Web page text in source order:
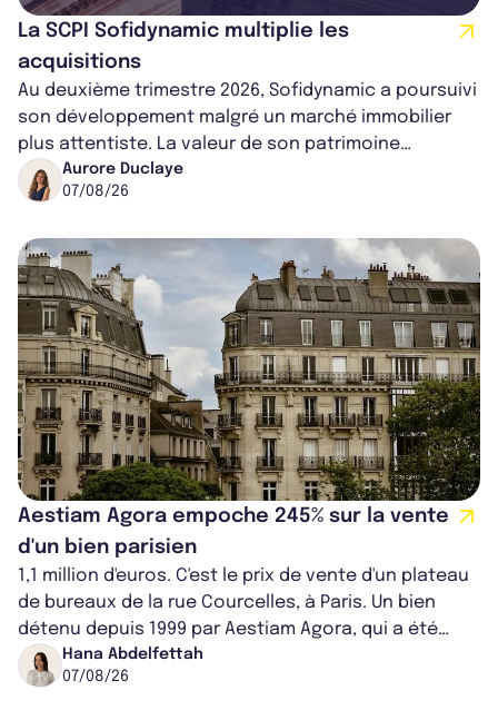
La SCPI Sofidynamic multiplie les
acquisitions
Au deuxième trimestre 2026, Sofidynamic a poursuivi
son développement malgré un marché immobilier
plus attentiste. La valeur de son patrimoine
progresse de 3,8% à périmètre constan...
Aurore Duclaye
07/08/26
Aestiam Agora empoche 245% sur la vente
d'un bien parisien
1,1 million d'euros. C'est le prix de vente d'un plateau
de bureaux de la rue Courcelles, à Paris. Un bien
détenu depuis 1999 par Aestiam Agora, qui a été
cédé avec une plus-value...
Hana Abdelfettah
07/08/26